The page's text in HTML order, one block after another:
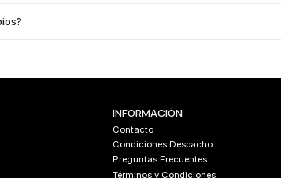
INFORMACIÓN
Contacto
Condiciones Despacho
Preguntas Frecuentes
Términos y Condiciones